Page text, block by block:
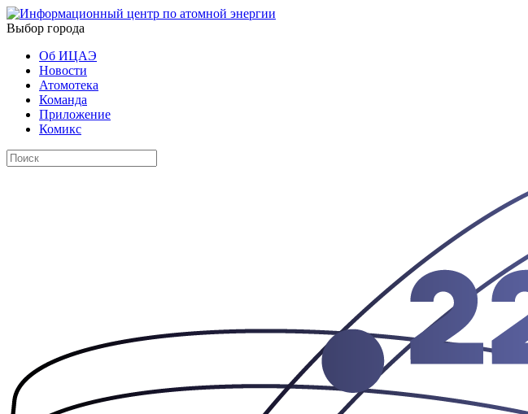
Выбор города
Об ИЦАЭ
Новости
Атомотека
Команда
Приложение
Комикс